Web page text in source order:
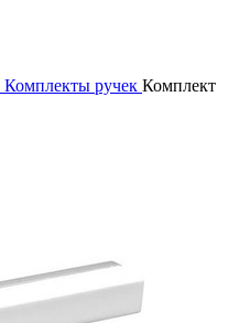
Комплекты ручек Комплект